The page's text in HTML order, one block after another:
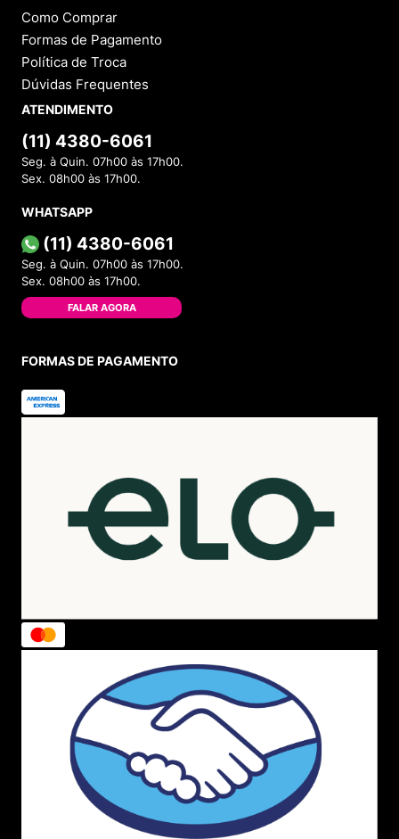
Como Comprar
Formas de Pagamento
Política de Troca
Dúvidas Frequentes
ATENDIMENTO
(11) 4380-6061
Seg. à Quin. 07h00 às 17h00.
Sex. 08h00 às 17h00.
WHATSAPP
(11) 4380-6061
Seg. à Quin. 07h00 às 17h00.
Sex. 08h00 às 17h00.
FALAR AGORA
FORMAS DE PAGAMENTO